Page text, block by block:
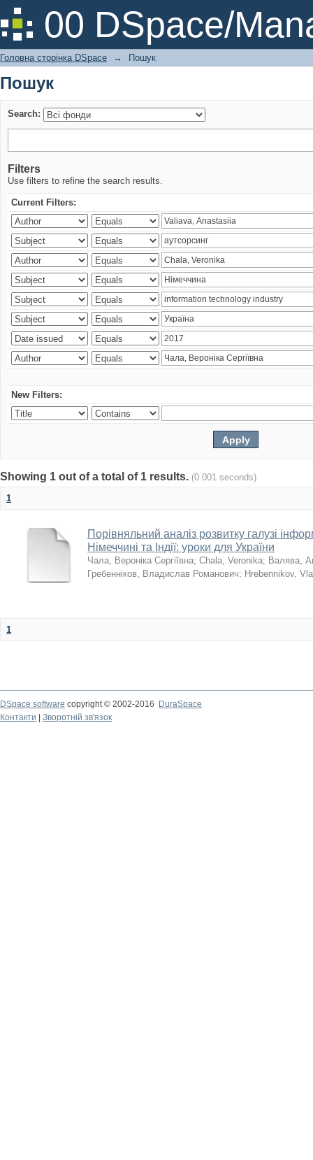
00 DSpace/
Пошук
Головна сторінка DSpace → Пошук
Пошук
Search:
Filters
Use filters to refine the search results.
Current Filters:
New Filters:
Showing 1 out of a total of 1 results. (0.001 seconds)
1
Порівняльний аналіз розвитку галузі
Німеччині та Індії: уроки для України
Чала, Вероніка Сергіївна; Chala, Veronika; Валява,
Гребенніков, Владислав Романович; Hrebennikov,
1
DSpace software copyright © 2002-2016
DuraSpace
Контакти
Зворотній зв'язок